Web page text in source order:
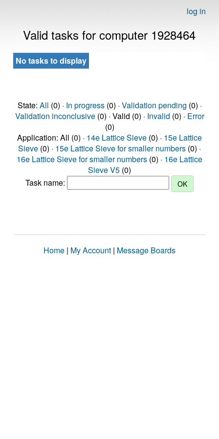
log in
Valid tasks for computer 1928464
No tasks to display
State: All (0) · In progress(0) · Validation pending (0) ·
Validation inconclusive(0) · Valid (0) · Invalid (0) · Error
(0)
Application: All (0) · 14e Lattice Sieve (0) · 15e Lattice
Sieve (0) · 15e Lattice Sieve for smaller numbers (0) ·
16e Lattice Sieve for smaller numbers (0) · 16e Lattice
Sieve V5 (0)
Task name:
Home | My Account | Message Boards